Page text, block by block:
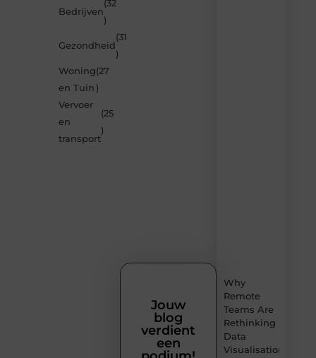
Bedrijven
(32
)
Gezondheid
(31
)
Woning
en Tuin
(27
)
Vervoer
en
transport
(25
)
Why
Remote
Teams Are
Rethinking
Data
Visualisation
Jouw
blog
verdient
een